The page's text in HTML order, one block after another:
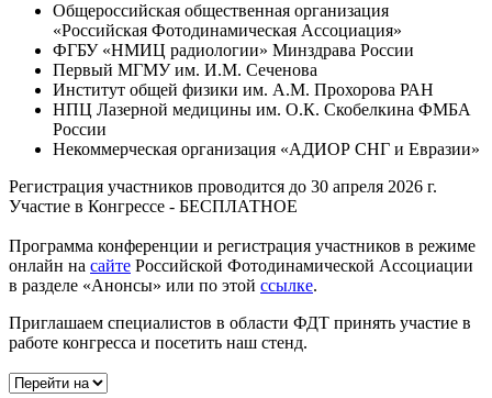
Общероссийская общественная организация
«Российская Фотодинамическая Ассоциация»
ФГБУ «НМИЦ радиологии» Минздрава России
Первый МГМУ им. И.М. Сеченова
Институт общей физики им. А.М. Прохорова РАН
НПЦ Лазерной медицины им. О.К. Скобелкина ФМБА
России
Некоммерческая организация «АДИОР СНГ и Евразии»
Регистрация участников проводится до 30 апреля 2026 г.
Участие в Конгрессе - БЕСПЛАТНОЕ
Программа конференции и регистрация участников в режиме
онлайн на сайте Российской Фотодинамической Ассоциации
в разделе «Анонсы» или по этой ссылке.
Приглашаем специалистов в области ФДТ принять участие в
работе конгресса и посетить наш стенд.